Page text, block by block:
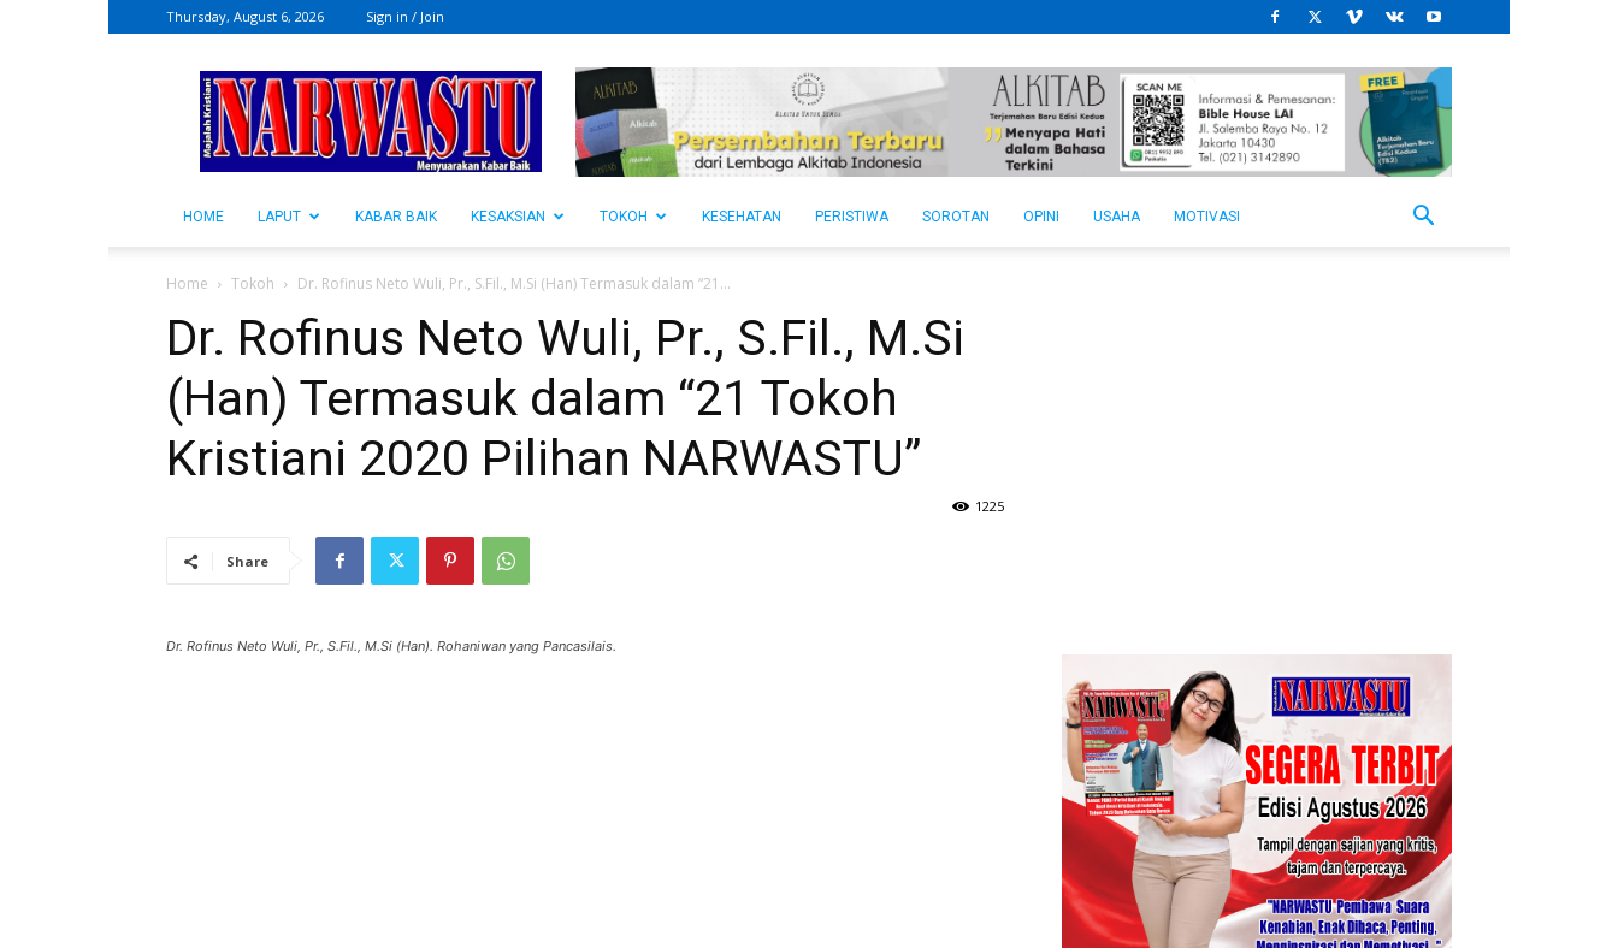
Thursday, August 6, 2026 Sign in / Join
NARWASTU.ID
HOME LAPUT KABAR BAIK KESAKSIAN TOKOH KESEHATAN PERISTIWA SOROTAN OPINI USAHA MOTIVASI
Home Tokoh Dr. Rofinus Neto Wuli, Pr., S.Fil., M.Si (Han) Termasuk dalam “21...
Dr. Rofinus Neto Wuli, Pr., S.Fil., M.Si
(Han) Termasuk dalam “21 Tokoh
Kristiani 2020 Pilihan NARWASTU”
1225
Share
Dr. Rofinus Neto Wuli, Pr., S.Fil., M.Si (Han). Rohaniwan yang Pancasilais.